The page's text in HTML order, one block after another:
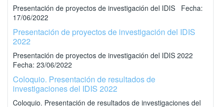
Presentación de proyectos de investigación del IDIS Fecha:
17/06/2022
Presentación de proyectos de investigación del IDIS
2022
Presentación de proyectos de investigación del IDIS 2022
Fecha: 23/06/2022
Coloquio. Presentación de resultados de
investigaciones del IDIS 2022
Coloquio. Presentación de resultados de investigaciones del